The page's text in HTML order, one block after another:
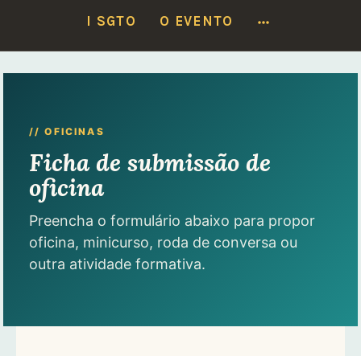
I SGTO O EVENTO
// OFICINAS
Ficha de submissão de
oficina
Preencha o formulário abaixo para propor
oficina, minicurso, roda de conversa ou
outra atividade formativa.
Locais do I SGTO: 17/6 — SETO ·18 e 19/6 — Faculdade de Medicina
Ver programação